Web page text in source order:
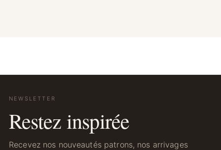
NEWSLETTER
Restez inspirée
Recevez nos nouveautés patrons, nos arrivages